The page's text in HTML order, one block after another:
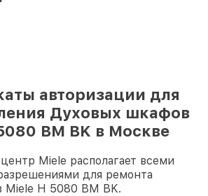
авторизации для
Духовых шкафов
BM BK в Москве
Miele располагает всеми
для ремонта
H 5080 BM BK.